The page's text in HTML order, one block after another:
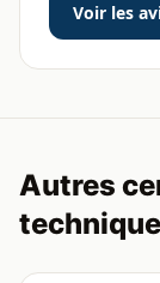
Voir les
Autres